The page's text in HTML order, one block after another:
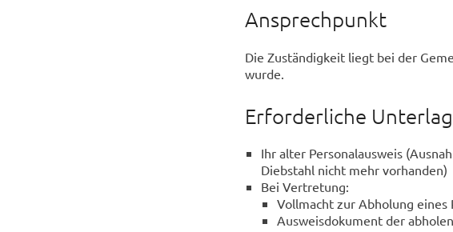
Ansprechpunkt
Die Zuständigkeit liegt bei der
wurde.
Erforderliche
Ihr alter Personalausweis
Diebstahl nicht mehr vorhanden)
Bei Vertretung:
Vollmacht zur Abholung eines
Ausweisdokument der